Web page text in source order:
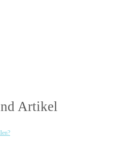
Artikel